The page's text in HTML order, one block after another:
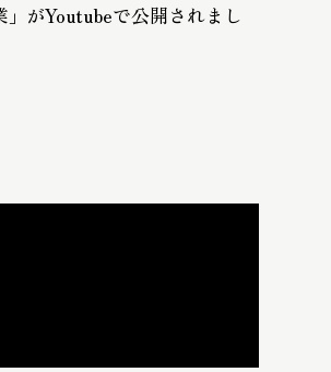
がYoutubeで公開されまし